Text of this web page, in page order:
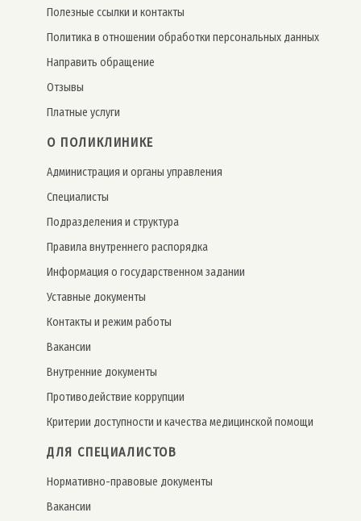
Полезные ссылки и контакты
Политика в отношении обработки персональных данных
Направить обращение
Отзывы
Платные услуги
О ПОЛИКЛИНИКЕ
Администрация и органы управления
Специалисты
Подразделения и структура
Правила внутреннего распорядка
Информация о государственном задании
Уставные документы
Контакты и режим работы
Вакансии
Внутренние документы
Противодействие коррупции
Критерии доступности и качества медицинской помощи
ДЛЯ СПЕЦИАЛИСТОВ
Нормативно-правовые документы
Вакансии